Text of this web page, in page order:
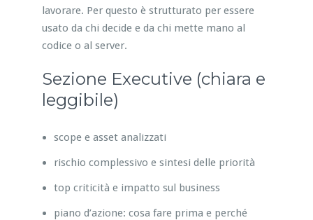
lavorare. Per questo è strutturato per essere
usato da chi decide e da chi mette mano al
codice o al server.
Sezione Executive (chiara e
leggibile)
scope e asset analizzati
rischio complessivo e sintesi delle priorità
top criticità e impatto sul business
piano d’azione: cosa fare prima e perché